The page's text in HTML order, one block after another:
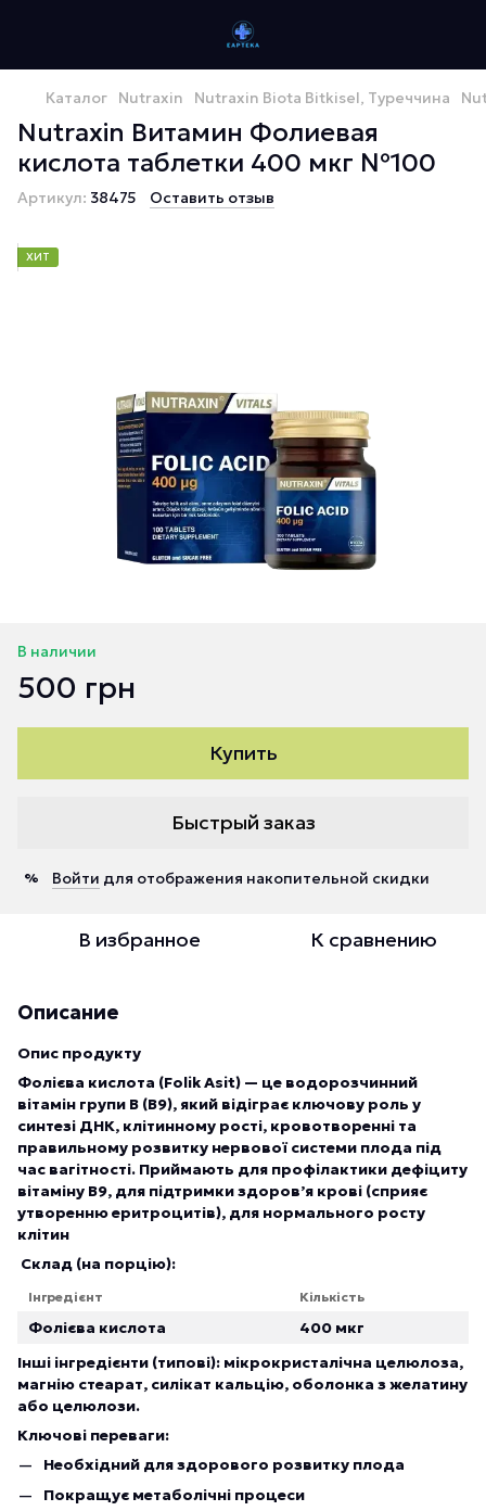
Каталог Nutraxin Nutraxin Biota Bitkisel, Туреччина
Nutraxin Витамин Фолиевая
кислота таблетки 400 мкг №100
Артикул: 38475 Оставить отзыв
ХИТ
В наличии
500 грн
Купить
Быстрый заказ
% Войти для отображения накопительной скидки
В избранное К сравнению
Описание
Опис продукту
Фолієва кислота (Folik Asit) — це водорозчинний
вітамін групи B (B9), який відіграє ключову роль у
синтезі ДНК, клітинному рості, кровотворенні та
правильному розвитку нервової системи плода під
час вагітності. Приймають для профілактики дефіциту
вітаміну B9, для підтримки здоров’я крові (сприяє
утворенню еритроцитів), для нормального росту
клітин
Склад (на порцію):
Інгредієнт Кількість
Фолієва кислота
400 мкг
Інші інгредієнти (типові): мікрокристалічна целюлоза,
магнію стеарат, силікат кальцію, оболонка з желатину
або целюлози.
Ключові переваги:
Необхідний для здорового розвитку плода
Покращує метаболічні процеси